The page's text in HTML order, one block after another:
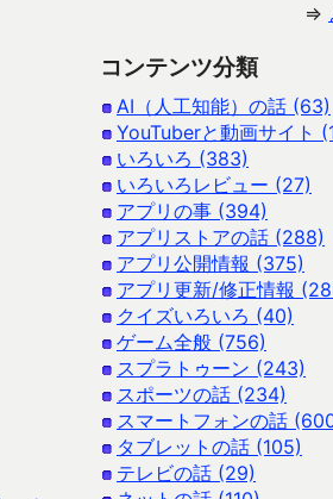
⇒
コンテンツ分類
AI（人工知能）の話 (63)
YouTuberと動画サイト
いろいろ (383)
いろいろレビュー (27)
アプリの事 (394)
アプリストアの話 (288)
アプリ公開情報 (375)
アプリ更新/修正情報
クイズいろいろ (40)
ゲーム全般 (756)
スプラトゥーン (243)
スポーツの話 (234)
スマートフォンの話
タブレットの話 (105)
テレビの話 (29)